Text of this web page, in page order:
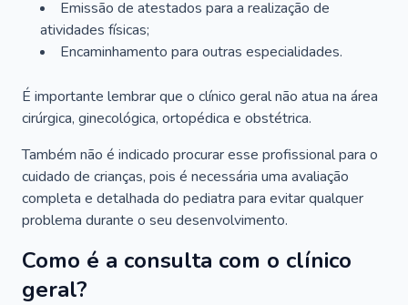
Emissão de atestados para a realização de
atividades físicas;
Encaminhamento para outras especialidades.
É importante lembrar que o clínico geral não atua na área
cirúrgica, ginecológica, ortopédica e obstétrica.
Também não é indicado procurar esse profissional para o
cuidado de crianças, pois é necessária uma avaliação
completa e detalhada do pediatra para evitar qualquer
problema durante o seu desenvolvimento.
Como é a consulta com o clínico
geral?